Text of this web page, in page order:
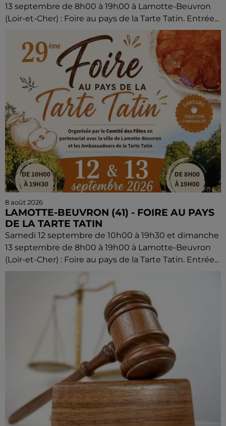
13 septembre de 8h00 à 19h00 à Lamotte-Beuvron
(Loir-et-Cher) : Foire au pays de la Tarte Tatin. Entrée...
8 août 2026
LAMOTTE-BEUVRON (41) - FOIRE AU PAYS
DE LA TARTE TATIN
Samedi 12 septembre de 10h00 à 19h30 et dimanche
13 septembre de 8h00 à 19h00 à Lamotte-Beuvron
(Loir-et-Cher) : Foire au pays de la Tarte Tatin. Entrée...